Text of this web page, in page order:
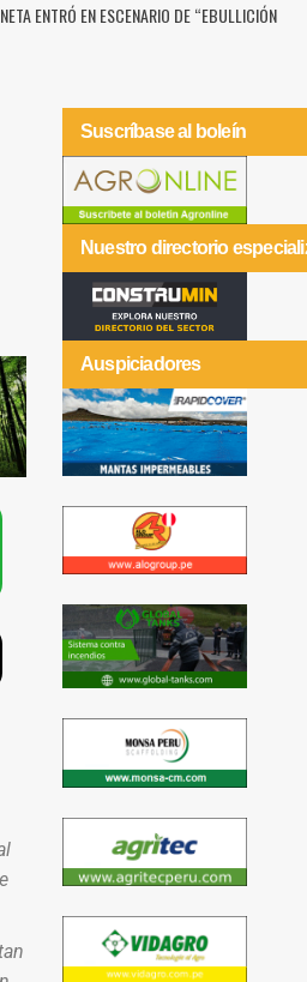
ENTRÓ EN ESCENARIO DE “EBULLICIÓN
Suscríbase al boleín
Nuestro directorio
Auspiciadores